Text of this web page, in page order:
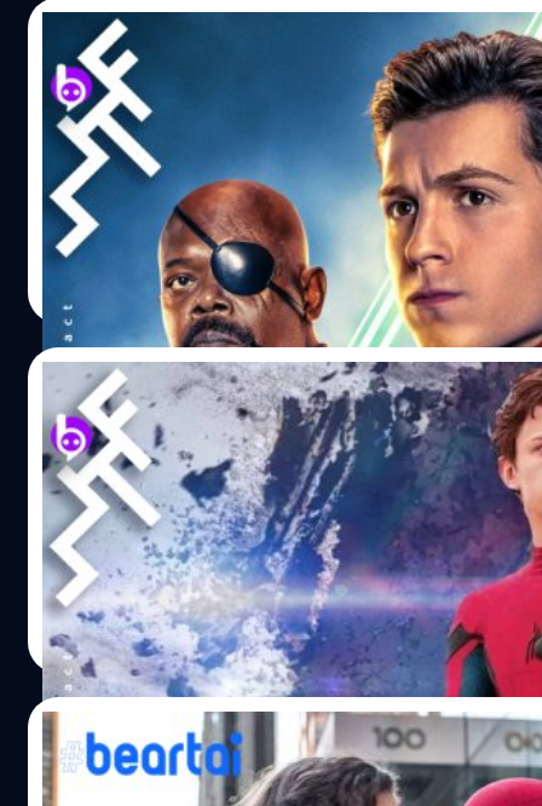
01/09/2019
กระแสเกินคาด Spider-Man: Far From
Sony ประกาศนำ Spider-Man: Far From Home เข้าฉายใ
เมื่อบางโรง "ไม่มีผู้ชมสักคน" ผู้ใช้งาน Twitter ชื่อว่า
ใหม่อีกครั้ง พบว่าตัวโรงหนังนั้นโล่งมากค่ะ (ไม่มีคนจองเลย
งานคนอื่น ๆ ก็ระบุว่าว่างมากเช่นเดียวกันแม้จะเป็นโรงที่คน
https://twitter.com/rapgodnavi/status/
https://twitter.com/MileyWorld4Eva/status/
กลับค่าย ทำให้ผู้ชมรวมถึงแฟน ๆ ต่างไม่พอใจจนเกิดแฮชแท็
เดินทางไปเที่ยวยุโรป ซึ่งเขามีธุระปะปังต้องจัดการมากมาย
ขายเพื่อรวบรวมเงินไปซื้อสร้อยคอ แบล็กดาเลียให้ MJ แล้ว
แก๊งอาชญากรในร้านอาหารค่ะ…
Natnaree TK | 2533 days ago
21/08/2019
Spider-Man จะไม่อยู่ใน MCU ต่อ : เหตุ
เว็บไซต์ข่าวบันเทิง Deadline ได้รายงานว่า Disney และ
Marvel Studios จะไม่ได้ร่วมสร้าง Spider-Man ภาคต่อไป
อนาคต แต่ Sony ได้ปฏิเสธไป เนื่องจากมองว่า Spider-Man:
ว่าจะสามารถต่อยอดความสำเร็จให้กับภาพยนตร์ Spider-
(จอห์น วัตต์ส) ผู้กำกับ ได้เซ็นสัญญาสำหรับภาพยนตร์
ปรีดี ฤกษ์วลีกุล| 2544 days ago
Read More
20/08/2019
Spider-Man: Far From Home จะเข้าฉายใน